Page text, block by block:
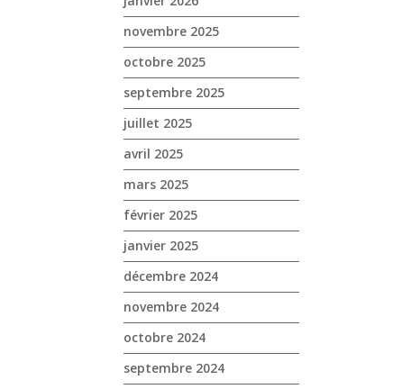
novembre 2025
octobre 2025
septembre 2025
juillet 2025
avril 2025
mars 2025
février 2025
janvier 2025
décembre 2024
novembre 2024
octobre 2024
septembre 2024